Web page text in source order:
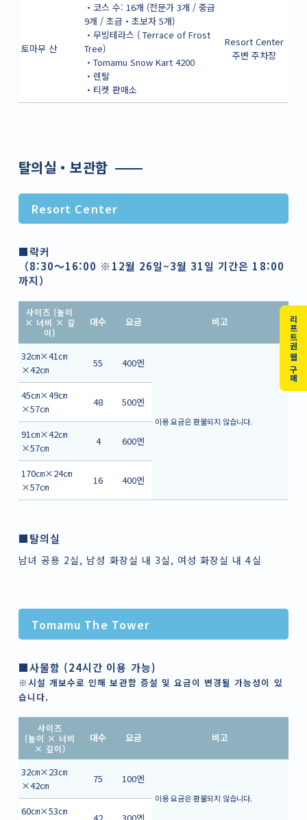
리프트권 웹 구매
토마무 산
・코스 수: 16개 (전문가 3개 / 중급
9개 / 초급・초보자 5개)
・무빙테라스 ( Terrace of Frost
Tree)
・Tomamu Snow Kart 4200
・렌탈
・티켓 판매소
Resort Center
주변 주차장
탈의실・보관함
Resort Center
■락커
（8:30～16:00 ※12월 26일~3월 31일 기간은 18:00
까지）
사이즈 (높이
× 너비 × 깊
이)
대수 요금 비고
32㎝×41㎝
×42㎝
55 400엔
이용 요금은 환불되지 않습니다.
45㎝×49㎝
×57㎝
48 500엔
91㎝×42㎝
×57㎝
4 600엔
170㎝×24㎝
×57㎝
16 400엔
■탈의실
남녀 공용 2실, 남성 화장실 내 3실, 여성 화장실 내 4실
Tomamu The Tower
■사물함 (24시간 이용 가능)
※시설 개보수로 인해 보관함 증설 및 요금이 변경될 가능성이 있
습니다.
사이즈
(높이 × 너비
× 깊이)
대수 요금 비고
32㎝×23㎝
×42㎝
75 100엔
이용 요금은 환불되지 않습니다.
60㎝×53㎝